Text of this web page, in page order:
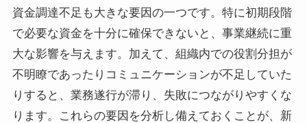
資金調達不足も大きな要因の一つです。特に初期段階
で必要な資金を十分に確保できないと、事業継続に重
大な影響を与えます。加えて、組織内での役割分担が
不明瞭であったりコミュニケーションが不足していた
りすると、業務遂行が滞り、失敗につながりやすくな
ります。これらの要因を分析し備えておくことが、新